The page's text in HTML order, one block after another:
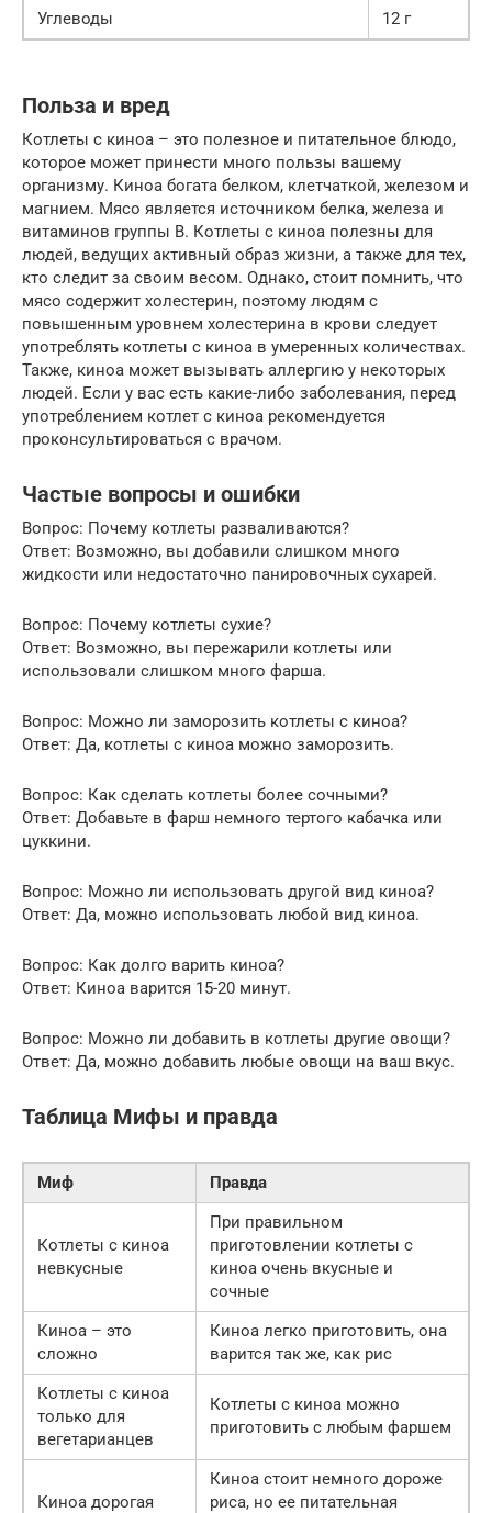
Углеводы 12 г
Польза и вред
Котлеты с киноа – это полезное и питательное блюдо,
которое может принести много пользы вашему
организму. Киноа богата белком, клетчаткой, железом и
магнием. Мясо является источником белка, железа и
витаминов группы B. Котлеты с киноа полезны для
людей, ведущих активный образ жизни, а также для тех,
кто следит за своим весом. Однако, стоит помнить, что
мясо содержит холестерин, поэтому людям с
повышенным уровнем холестерина в крови следует
употреблять котлеты с киноа в умеренных количествах.
Также, киноа может вызывать аллергию у некоторых
людей. Если у вас есть какие-либо заболевания, перед
употреблением котлет с киноа рекомендуется
проконсультироваться с врачом.
Частые вопросы и ошибки
Вопрос: Почему котлеты разваливаются?
Ответ: Возможно, вы добавили слишком много
жидкости или недостаточно панировочных сухарей.
Вопрос: Почему котлеты сухие?
Ответ: Возможно, вы пережарили котлеты или
использовали слишком много фарша.
Вопрос: Можно ли заморозить котлеты с киноа?
Ответ: Да, котлеты с киноа можно заморозить.
Вопрос: Как сделать котлеты более сочными?
Ответ: Добавьте в фарш немного тертого кабачка или
цуккини.
Вопрос: Можно ли использовать другой вид киноа?
Ответ: Да, можно использовать любой вид киноа.
Вопрос: Как долго варить киноа?
Ответ: Киноа варится 15-20 минут.
Вопрос: Можно ли добавить в котлеты другие овощи?
Ответ: Да, можно добавить любые овощи на ваш вкус.
Таблица Мифы и правда
Миф Правда
Котлеты с киноа
невкусные
При правильном
приготовлении котлеты с
киноа очень вкусные и
сочные
Киноа – это
сложно
Киноа легко приготовить, она
варится так же, как рис
Котлеты с киноа
только для
вегетарианцев
Котлеты с киноа можно
приготовить с любым фаршем
Киноа дорогая
Киноа стоит немного дороже
риса, но ее питательная